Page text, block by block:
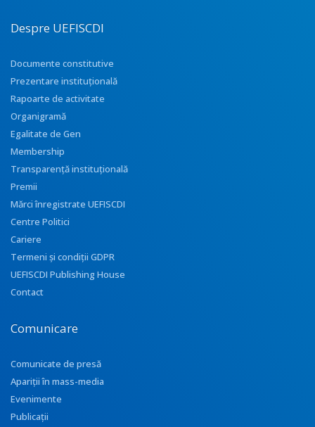
Despre UEFISCDI
Documente constitutive
Prezentare instituţională
Rapoarte de activitate
Organigramă
Egalitate de Gen
Membership
Transparenţă instituţională
Premii
Mărci înregistrate UEFISCDI
Centre Politici
Cariere
Termeni și condiții GDPR
UEFISCDI Publishing House
Contact
Comunicare
Comunicate de presă
Apariţii în mass-media
Evenimente
Publicații